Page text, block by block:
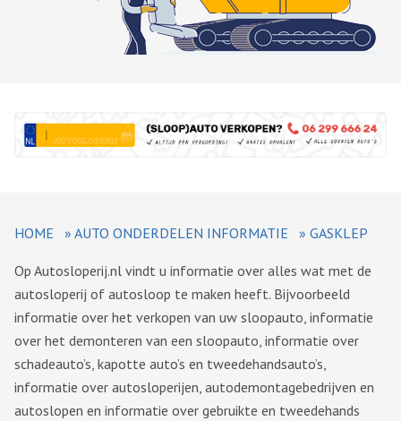
HOME » AUTO ONDERDELEN INFORMATIE » GASKLEP
Op Autosloperij.nl vindt u informatie over alles wat met de
autosloperij of autosloop te maken heeft. Bijvoorbeeld
informatie over het verkopen van uw sloopauto, informatie
over het demonteren van een sloopauto, informatie over
schadeauto’s, kapotte auto’s en tweedehandsauto’s,
informatie over autosloperijen, autodemontagebedrijven en
autoslopen en informatie over gebruikte en tweedehands